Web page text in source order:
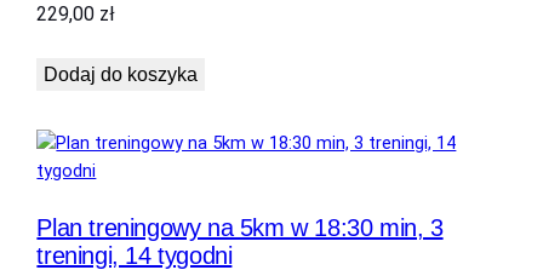
229,00 zł
Dodaj do koszyka
Plan treningowy na 5km w 18:30 min, 3
treningi, 14 tygodni